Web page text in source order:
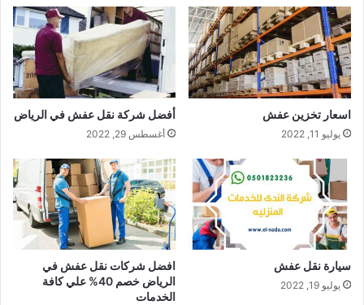
اسعار تخزين عفش
يوليو 11, 2022
أفضل شركة نقل عفش في الرياض
أغسطس 29, 2022
سيارة نقل عفش
يوليو 19, 2022
افضل شركات نقل عفش في
الرياض خصم 40% علي كافة
الخدمات